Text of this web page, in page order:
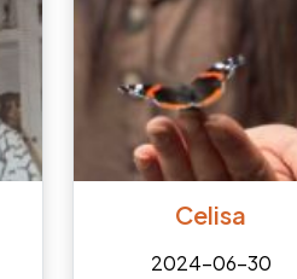
Celisa
2024-06-30